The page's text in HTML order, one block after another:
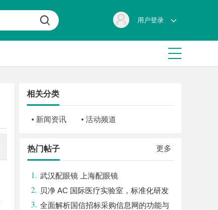
用户登录
相关分类
• 新闻资讯 • 活动频道
更多
热门帖子
1. 武汉配眼镜 上海配眼镜
2. 贝净 AC 国际医疗实验室，标准化研发
体系全解析
3. 全面解析国信招标采购信息网的功能与